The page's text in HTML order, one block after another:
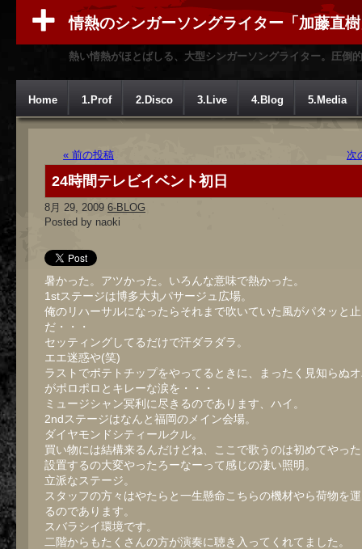
情熱のシンガーソングライター「加藤直
熱い情熱がほとばしる、大型シンガーソングライター。圧倒
Home 1.Prof 2.Disco 3.Live 4.Blog 5.Media
« 前の投稿 次
24時間テレビイベント初日
8月 29, 2009 6-BLOG
Posted by naoki
暑かった。アツかった。いろんな意味で熱かった。
1stステージは博多大丸パサージュ広場。
俺のリハーサルになったらそれまで吹いていた風がパタッと
だ・・・
セッティングしてるだけで汗ダラダラ。
エエ迷惑や(笑)
ラストでポテトチップをやってるときに、まったく見知らぬ
がポロポロとキレーな涙を・・・
ミュージシャン冥利に尽きるのであります、ハイ。
2ndステージはなんと福岡のメイン会場。
ダイヤモンドシティールクル。
買い物には結構来るんだけどね、ここで歌うのは初めてやっ
設置するの大変やったろーなーって感じの凄い照明。
立派なステージ。
スタッフの方々はやたらと一生懸命こちらの機材やら荷物を
るのであります。
スバラシイ環境です。
二階からもたくさんの方が演奏に聴き入ってくれてました。